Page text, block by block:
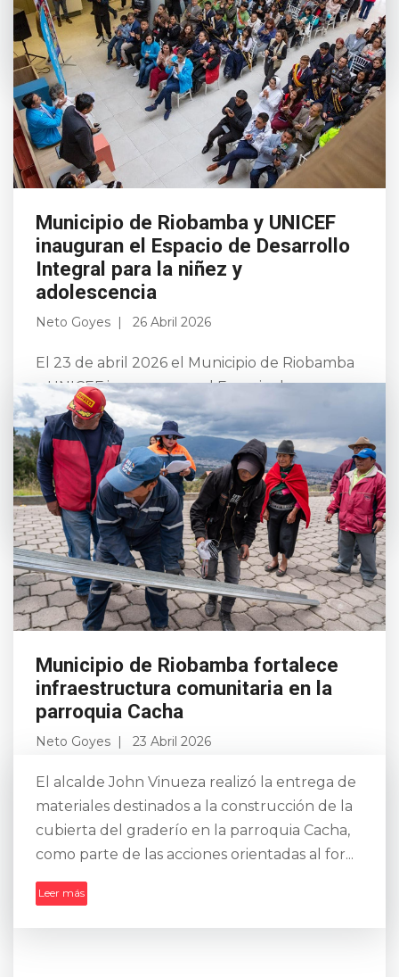
Leer más
Municipio de Riobamba y UNICEF
inauguran el Espacio de Desarrollo
Integral para la niñez y
adolescencia
Neto Goyes 26 Abril 2026
El 23 de abril 2026 el Municipio de Riobamba
y UNICEF inauguraron el Espacio de
Desarrollo Integral, “Casa de Bienestar”, una
iniciativa que brinda servicios para la niñez y
busca g...
Leer más
Municipio de Riobamba fortalece
infraestructura comunitaria en la
parroquia Cacha
Neto Goyes 23 Abril 2026
El alcalde John Vinueza realizó la entrega de
materiales destinados a la construcción de la
cubierta del graderío en la parroquia Cacha,
como parte de las acciones orientadas al for...
Leer más